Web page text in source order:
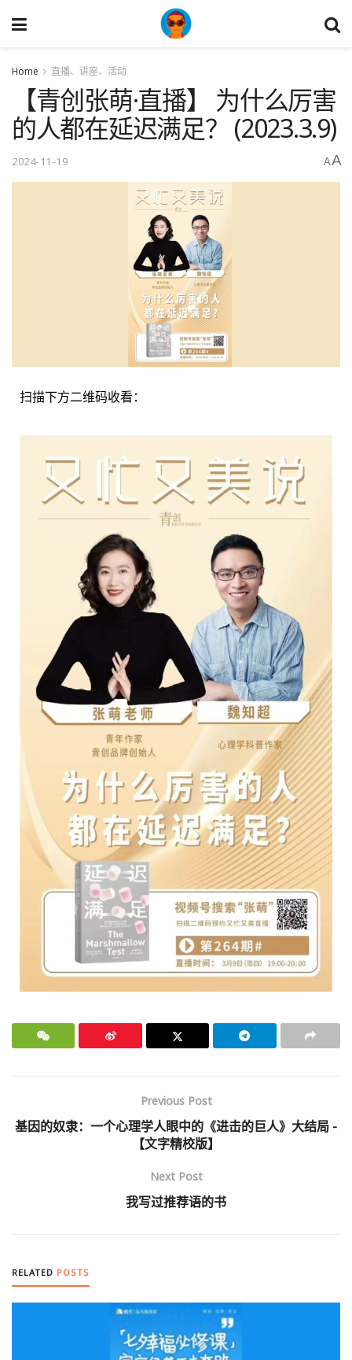
Home 直播、讲座、活动
【青创张萌·直播】 为什么厉害
的人都在延迟满足？ (2023.3.9)
2024-11-19 AA
扫描下方二维码收看：
Previous Post
基因的奴隶：一个心理学人眼中的《进击的巨人》大结局 -
【文字精校版】
Next Post
我写过推荐语的书
RELATED POSTS